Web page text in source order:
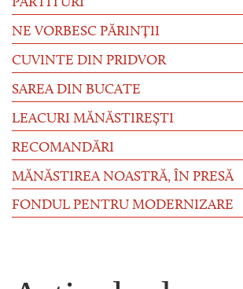
PARTITURI
NE VORBESC PĂRINȚII
CUVINTE DIN PRIDVOR
SAREA DIN BUCATE
LEACURI MĂNĂSTIREȘTI
RECOMANDĂRI
MĂNĂSTIREA NOASTRĂ, ÎN PRESĂ
FONDUL PENTRU MODERNIZARE